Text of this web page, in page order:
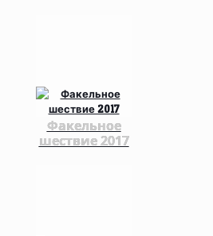
Факельное
шествие 2017